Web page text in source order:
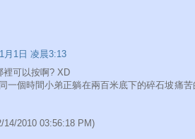
月1日 凌晨3:13
裡可以按啊? XD
一個時間小弟正躺在兩百米底下的碎石坡痛
14/2010 03:56:18 PM)